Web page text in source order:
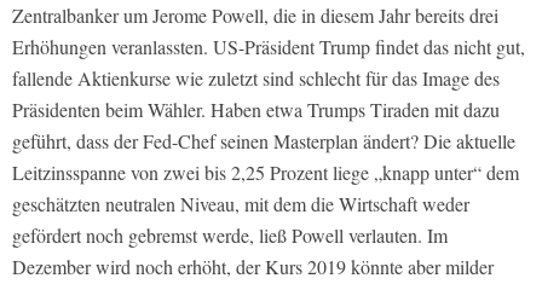
Zentralbanker um Jerome Powell, die in diesem Jahr bereits drei
Erhöhungen veranlassten. US-Präsident Trump findet das nicht gut,
fallende Aktienkurse wie zuletzt sind schlecht für das Image des
Präsidenten beim Wähler. Haben etwa Trumps Tiraden mit dazu
geführt, dass der Fed-Chef seinen Masterplan ändert? Die aktuelle
Leitzinsspanne von zwei bis 2,25 Prozent liege „knapp unter“ dem
geschätzten neutralen Niveau, mit dem die Wirtschaft weder
gefördert noch gebremst werde, ließ Powell verlauten. Im
Dezember wird noch erhöht, der Kurs 2019 könnte aber milder